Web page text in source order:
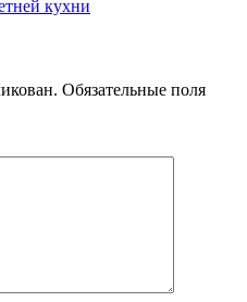
кухни
Обязательные поля